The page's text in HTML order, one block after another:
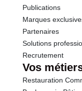
Publications
Marques
Partenaires
Solutions
Recrutement
Vos
Restauration